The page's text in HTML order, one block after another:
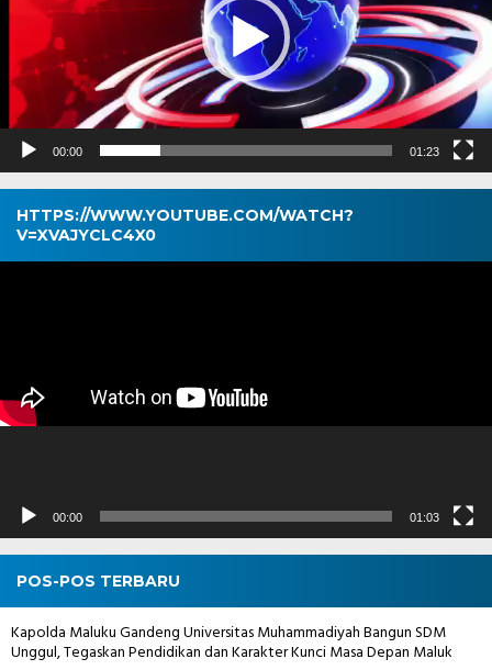
00:00 01:23
HTTPS://WWW.YOUTUBE.COM/WATCH?
V=XVAJYCLC4X0
Pemutar
00:00 01:03
POS-POS TERBARU
Kapolda Maluku Gandeng Universitas Muhammadiyah Bangun SDM
Unggul, Tegaskan Pendidikan dan Karakter Kunci Masa Depan Maluk